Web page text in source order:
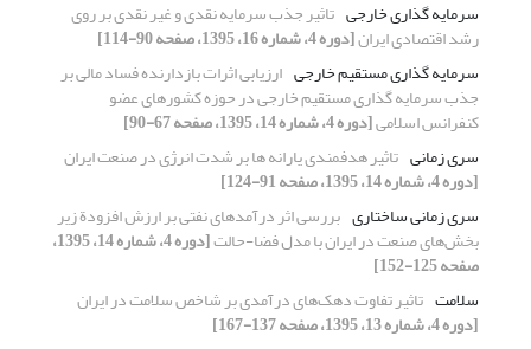
سرمایه گذاری خارجی تاثیر جذب سرمایه نقدی و غیر نقدی بر روی
رشد اقتصادی ایران[دوره 4، شماره 16، 1395، صفحه 90-114]
سرمایه گذاری مستقیم خارجی ارزیابی اثرات بازدارنده فساد مالی بر
جذب سرمایه گذاری مستقیم خارجی در حوزه کشورهای عضو
کنفرانس اسلامی[دوره 4، شماره 14، 1395، صفحه 67-90]
سری زمانی تاثیر هدفمندی یارانه ها بر شدت انرژی در صنعت ایران
[دوره 4، شماره 14، 1395، صفحه 91-124]
سری زمانی ساختاری بررسی اثر درآمدهای نفتی بر ارزش افزودة زیر
بخش‌های صنعت در ایران با مدل فضا-حالت [دوره 4، شماره 14، 1395،
صفحه 125-152]
سلامت تاثیر تفاوت دهک‌های درآمدی بر شاخص سلامت در ایران
[دوره 4، شماره 13، 1395، صفحه 137-167]